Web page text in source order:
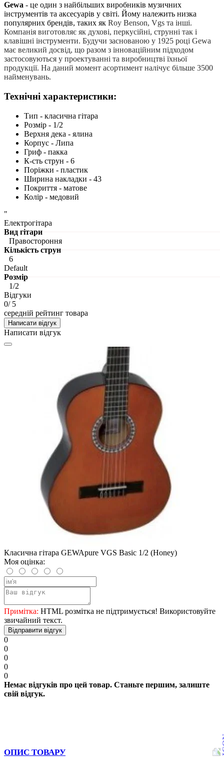
Gewa - це один з найбільших виробників музичних
інструментів та аксесуарів у світі. Йому належить низка
популярних брендів, таких як Roy Benson, Vgs та інші.
Компанія виготовляє як духові, перкусійні, струнні так і
клавішні інструменти. Будучи заснованою у 1925 році Gewa
має великий досвід, що разом з інноваційним підходом
застосовуються у проектуванні та виробництві їхньої
продукції. На даний момент асортимент налічує більше 3500
найменувань.
Технічні характеристики:
Тип - класична гітара
Розмір - 1/2
Верхня дека - ялина
Корпус - Липа
Гриф - пакка
К-сть струн - 6
Поріжки - пластик
Ширина накладки - 43
Покриття - матове
Колір - медовий
"
Електрогітара
Вид гітари
Правостороння
Кількість струн
6
Default
Розмір
1/2
Відгуки
0/ 5
середній рейтинг товара
Написати відгук
Написати відгук
Класична гітара GEWApure VGS Basic 1/2 (Honey)
Моя оцінка:
Примітка: HTML розмітка не підтримується! Використовуйте
звичайний текст.
Відправити відгук
0
0
0
0
0
Немає відгуків про цей товар. Станьте першим, залиште
свій відгук.
ОПИС ТОВАРУ